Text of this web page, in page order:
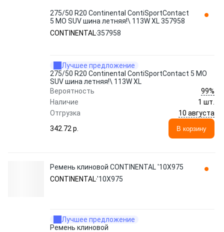
275/50 R20 Continental ContiSportContact
5 MO SUV шина летняя!\ 113W XL 357958
CONTINENTAL357958
Лучшее предложение
275/50 R20 Continental ContiSportContact 5 MO
SUV шина летняя!\ 113W XL
Вероятность
99%
Наличие
1 шт.
Отгрузка
10 августа
342.72 p.
В корзину
Ремень клиновой CONTINENTAL '10X975
CONTINENTAL'10X975
Лучшее предложение
Ремень клиновой